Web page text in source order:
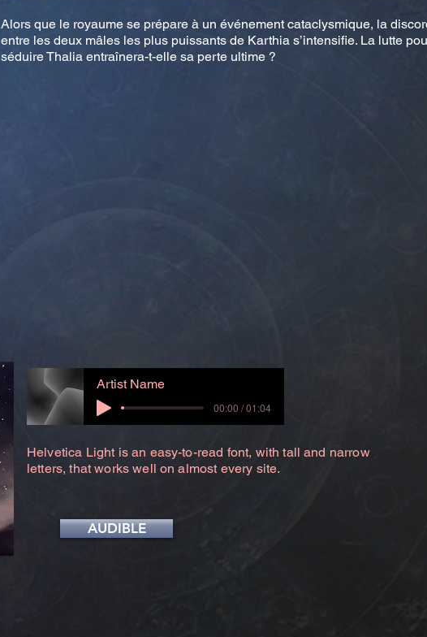
Alors que le royaume se prépare à un événement cataclysmique, la
entre les deux mâles les plus puissants de Karthia s’intensifie. La lutte
séduire Thalia entraînera-t-elle sa perte ultime ?
Artist Name
00:00 / 01:04
Helvetica Light is an easy-to-read font, with tall and narrow
letters, that works well on almost every site.
AUDIBLE